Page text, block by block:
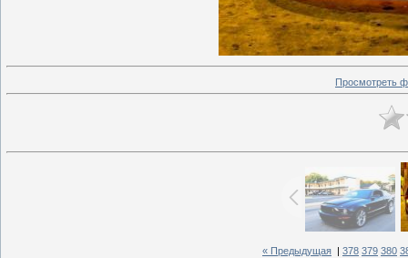
Просмотреть
« Предыдущая 378 379 380